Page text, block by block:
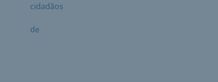
cidadãos
de